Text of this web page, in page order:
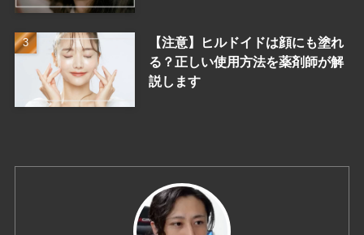
【注意】ヒルドイドは顔にも塗れ
る？正しい使用方法を薬剤師が解
説します